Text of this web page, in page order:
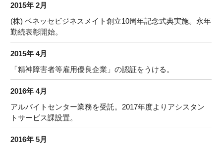
2015年 2月
(株) ベネッセビジネスメイト創立10周年記念式典実施。永年
勤続表彰開始。
2015年 4月
「精神障害者等雇用優良企業」の認証をうける。
2016年 4月
アルバイトセンター業務を受託。2017年度よりアシスタン
トサービス課設置。
2016年 5月